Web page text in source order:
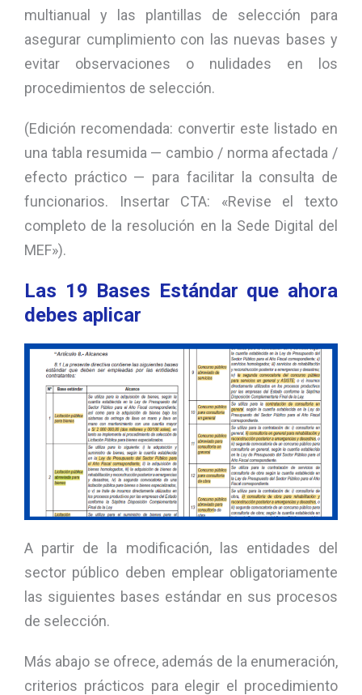
multianual y las plantillas de selección para
asegurar cumplimiento con las nuevas bases y
evitar observaciones o nulidades en los
procedimientos de selección.
(Edición recomendada: convertir este listado en
una tabla resumida — cambio / norma afectada /
efecto práctico — para facilitar la consulta de
funcionarios. Insertar CTA: «Revise el texto
completo de la resolución en la Sede Digital del
MEF»).
Las 19 Bases Estándar que ahora
debes aplicar
A partir de la modificación, las entidades del
sector público deben emplear obligatoriamente
las siguientes bases estándar en sus procesos
de selección.
Más abajo se ofrece, además de la enumeración,
criterios prácticos para elegir el procedimiento